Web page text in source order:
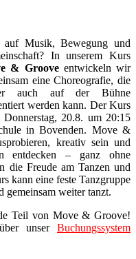
auf Musik, Bewegung und
In unserem Kurs
& Grooveentwickeln wir
eine Choreografie, die
auch auf der Bühne
werden kann. Der Kurs
20.8. um 20:15
in Bovenden. Move &
kreativ sein und
entdecken – ganz ohne
die Freude am Tanzen und
kann eine feste Tanzgruppe
gemeinsam weiter tanzt.
Teil von Move & Groove!
unser Buchungssystem